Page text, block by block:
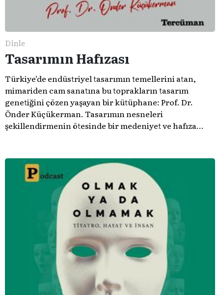
Dinle
Tasarımın Hafızası
Türkiye’de endüstriyel tasarımın temellerini atan,
mimariden cam sanatına bu toprakların tasarım
genetiğini çözen yaşayan bir kütüphane: Prof. Dr.
Önder Küçükerman. ​Tasarımın nesneleri
şekillendirmenin ötesinde bir medeniyet ve hafıza